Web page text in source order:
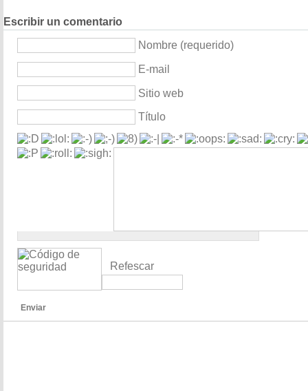
Escribir un comentario
Nombre (requerido)
E-mail
Sitio web
Título
Refescar
Enviar